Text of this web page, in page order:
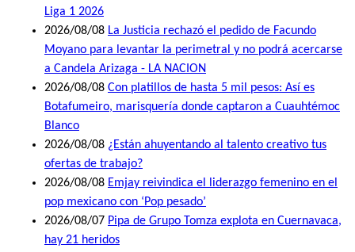
Liga 1 2026
2026/08/08 La Justicia rechazó el pedido de Facundo
Moyano para levantar la perimetral y no podrá acercarse
a Candela Arizaga - LA NACION
2026/08/08 Con platillos de hasta 5 mil pesos: Así es
Botafumeiro, marisquería donde captaron a Cuauhtémoc
Blanco
2026/08/08 ¿Están ahuyentando al talento creativo tus
ofertas de trabajo?
2026/08/08 Emjay reivindica el liderazgo femenino en el
pop mexicano con ‘Pop pesado’
2026/08/07 Pipa de Grupo Tomza explota en Cuernavaca,
hay 21 heridos